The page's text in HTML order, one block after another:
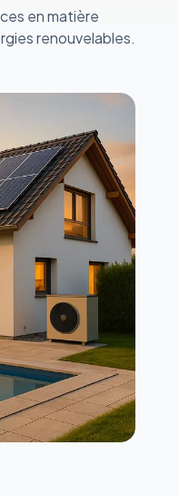
en matière
renouvelables.